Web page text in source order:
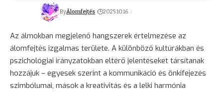
ByÁlomfejtés 2025.10.16.
Az álmokban megjelenő hangszerek értelmezése az
álomfejtés izgalmas területe. A különböző kultúrákban és
pszichológiai irányzatokban eltérő jelentéseket társítanak
hozzájuk – egyesek szerint a kommunikáció és önkifejezés
szimbólumai, mások a kreativitás és a lelki harmónia